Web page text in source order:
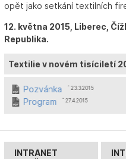
opět jako setkání textilních
12. května 2015, Liberec,
Republika.
Textilie v novém tisíciletí
Pozvánka ˆ 23.3.2015
Program ˆ 27.4.2015
INTRANET